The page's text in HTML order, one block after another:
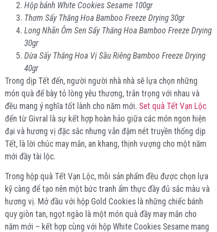
Hộp bánh White Cookies Sesame 100gr
Thơm Sấy Thăng Hoa Bamboo Freeze Drying 30gr
Long Nhãn Ôm Sen Sấy Thăng Hoa Bamboo Freeze Drying
30gr
Dừa Sấy Thăng Hoa Vị Sầu Riêng Bamboo Freeze Drying
40gr
Trong dịp Tết đến, người người nhà nhà sẽ lựa chọn những
món quà để bày tỏ lòng yêu thương, trân trọng với nhau và
đều mang ý nghĩa tốt lành cho năm mới. Set quà Tết Vạn Lộc
đến từ Givral là sự kết hợp hoàn hảo giữa các món ngon hiện
đại và hương vị đặc sắc nhưng vẫn đậm nét truyền thống dịp
Tết, là lời chúc may mắn, an khang, thịnh vượng cho một năm
mới đầy tài lộc.
Trong hộp quà Tết Vạn Lộc, mỗi sản phẩm đều được chọn lựa
kỹ càng để tạo nên một bức tranh ẩm thực đầy đủ sắc màu và
hương vị. Mở đầu với hộp Gold Cookies là những chiếc bánh
quy giòn tan, ngọt ngào là một món quà đầy may mắn cho
năm mới – kết hợp cùng với hộp White Cookies Sesame mang